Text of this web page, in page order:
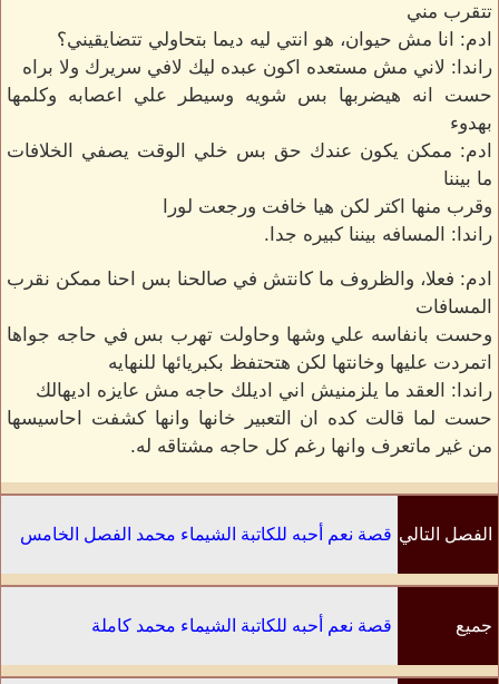
تتقرب مني
ادم: انا مش حيوان، هو انتي ليه ديما بتحاولي تتضايقيني؟
راندا: لاني مش مستعده اكون عبده ليك لافي سريرك ولا براه
حست انه هيضربها بس شويه وسيطر علي اعصابه وكلمها
بهدوء
ادم: ممكن يكون عندك حق بس خلي الوقت يصفي الخلافات
ما بيننا
وقرب منها اكتر لكن هيا خافت ورجعت لورا
راندا: المسافه بيننا كبيره جدا.
ادم: فعلا، والظروف ما كانتش في صالحنا بس احنا ممكن نقرب
المسافات
وحست بانفاسه علي وشها وحاولت تهرب بس في حاجه جواها
اتمردت عليها وخانتها لكن هتحتفظ بكبريائها للنهايه
راندا: العقد ما يلزمنيش اني اديلك حاجه مش عايزه اديهالك
حست لما قالت كده ان التعبير خانها وانها كشفت احاسيسها
من غير ماتعرف وانها رغم كل حاجه مشتاقه له.
الفصل التالي قصة نعم أحبه للكاتبة الشيماء محمد الفصل الخامس
جميع قصة نعم أحبه للكاتبة الشيماء محمد كاملة